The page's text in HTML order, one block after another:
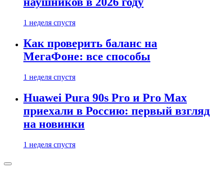
1 неделя спустя
Как проверить баланс на
МегаФоне: все способы
1 неделя спустя
Huawei Pura 90s Pro и Pro Max
приехали в Россию: первый взгляд
на новинки
1 неделя спустя